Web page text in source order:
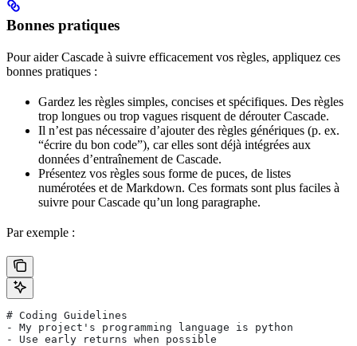
Bonnes pratiques
Pour aider Cascade à suivre efficacement vos règles, appliquez ces
bonnes pratiques :
Gardez les règles simples, concises et spécifiques. Des règles
trop longues ou trop vagues risquent de dérouter Cascade.
Il n’est pas nécessaire d’ajouter des règles génériques (p. ex.
“écrire du bon code”), car elles sont déjà intégrées aux
données d’entraînement de Cascade.
Présentez vos règles sous forme de puces, de listes
numérotées et de Markdown. Ces formats sont plus faciles à
suivre pour Cascade qu’un long paragraphe.
Par exemple :
# Coding Guidelines
- My project's programming language is python
- Use early returns when possible